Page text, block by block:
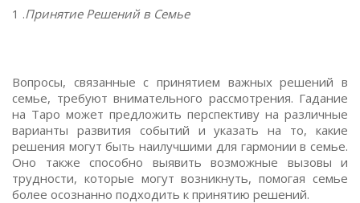
1 .Принятие Решений в Семье
Вопросы, связанные с принятием важных решений в
семье, требуют внимательного рассмотрения. Гадание
на Таро может предложить перспективу на различные
варианты развития событий и указать на то, какие
решения могут быть наилучшими для гармонии в семье.
Оно также способно выявить возможные вызовы и
трудности, которые могут возникнуть, помогая семье
более осознанно подходить к принятию решений.